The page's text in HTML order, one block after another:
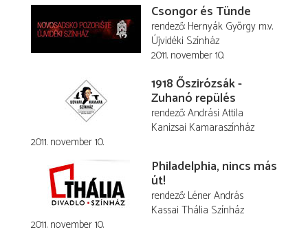
Csongor és Tünde
rendező Hernyák György m.v.
Újvidéki Színház
2011. november 10.
1918 Őszirózsák -
Zuhanó repülés
rendező Andrási Attila
Kanizsai Kamaraszínház
2011. november 10.
Philadelphia, nincs más
út!
rendező Léner András
Kassai Thália Színház
2011. november 10.